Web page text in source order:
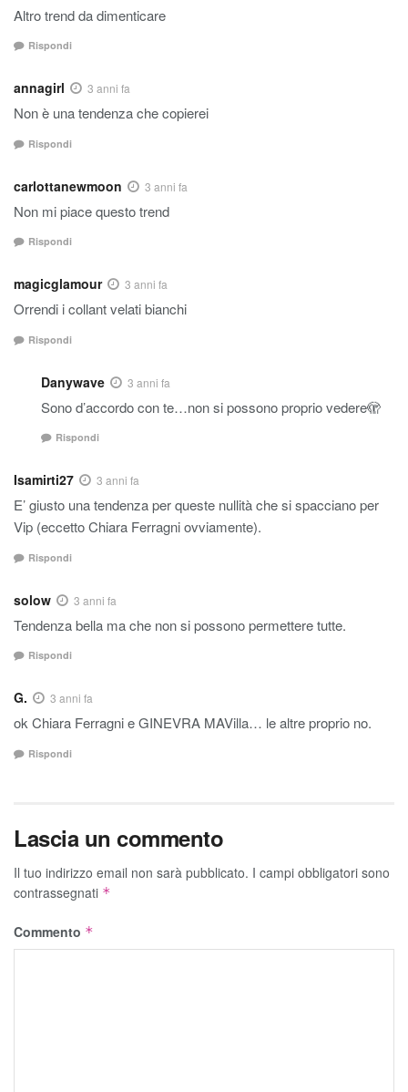
Altro trend da dimenticare
Rispondi
annagirl 3 anni fa
Non è una tendenza che copierei
Rispondi
carlottanewmoon 3 anni fa
Non mi piace questo trend
Rispondi
magicglamour 3 anni fa
Orrendi i collant velati bianchi
Rispondi
Danywave 3 anni fa
Sono d’accordo con te…non si possono proprio vedere🫣
Rispondi
Isamirti27 3 anni fa
E’ giusto una tendenza per queste nullità che si spacciano per
Vip (eccetto Chiara Ferragni ovviamente).
Rispondi
solow 3 anni fa
Tendenza bella ma che non si possono permettere tutte.
Rispondi
G. 3 anni fa
ok Chiara Ferragni e GINEVRA MAVilla… le altre proprio no.
Rispondi
Lascia un commento
Il tuo indirizzo email non sarà pubblicato. I campi obbligatori sono
contrassegnati *
Commento *